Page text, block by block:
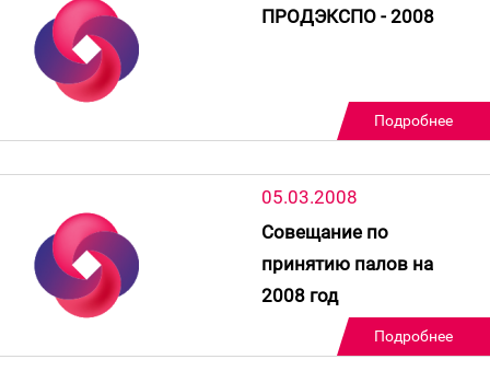
ПРОДЭКСПО - 2008
Подробнее
05.03.2008
Совещание по
принятию палов на
2008 год
Подробнее